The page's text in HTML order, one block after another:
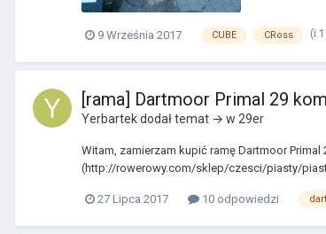
9 Września 2017 CUBE CRoss (i
[rama] Dartmoor Primal 29
Yerbartekdodał temat → w 29er
Witam, zamierzam kupić ramę Dartmoor
(http://rowerowy.com/sklep/czesci/piasty/
27 Lipca 2017 10 odpowiedzi